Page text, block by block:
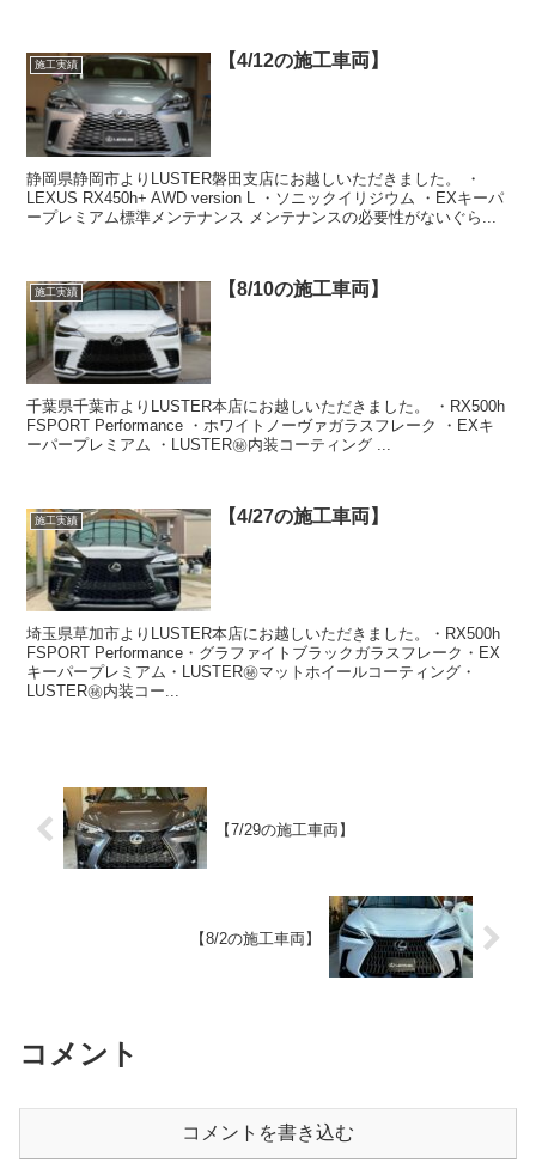
施工実績 【4/12の施工車両】
静岡県静岡市よりLUSTER磐田支店にお越しいただきました。 ・
LEXUS RX450h+ AWD version L ・ソニックイリジウム ・EXキーパ
ープレミアム標準メンテナンス メンテナンスの必要性がないぐら...
施工実績 【8/10の施工車両】
千葉県千葉市よりLUSTER本店にお越しいただきました。 ・RX500h
FSPORT Performance ・ホワイトノーヴァガラスフレーク ・EXキ
ーパープレミアム ・LUSTER㊙️内装コーティング ...
施工実績 【4/27の施工車両】
埼玉県草加市よりLUSTER本店にお越しいただきました。・RX500h
FSPORT Performance・グラファイトブラックガラスフレーク・EX
キーパープレミアム・LUSTER㊙️マットホイールコーティング・
LUSTER㊙️内装コー...
【7/29の施工車両】
【8/2の施工車両】
コメント
コメントを書き込む